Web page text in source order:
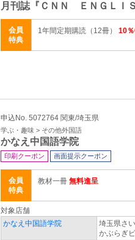
月刊誌『ＣＮＮ ＥＮＧＬＩ
会員
特典
1年間定期購読（12冊） 10
申込No. 5072764 関東/埼玉県
学ぶ・趣味 > その他外国語
かなえ中国語学院
印刷クーポン 画面提示クーポン
会員
特典
教材一冊 無料進呈
対象店舗
かなえ中国語学院
埼玉県さ
かぶらぎ